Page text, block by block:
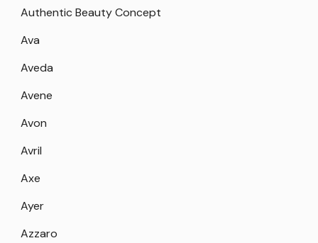
Authentic Beauty Concept
Ava
Aveda
Avene
Avon
Avril
Axe
Ayer
Azzaro